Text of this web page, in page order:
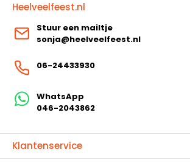
Klantenservice
Heelveelfeest.nl
Stuur een mailtje
sonja@heelveelfeest.nl
06-24433930
WhatsApp
046-2043862